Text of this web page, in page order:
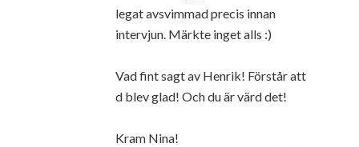
legat avsvimmad precis innan
intervjun. Märkte inget alls :)
Vad fint sagt av Henrik! Förstår att
d blev glad! Och du är värd det!
Kram Nina!